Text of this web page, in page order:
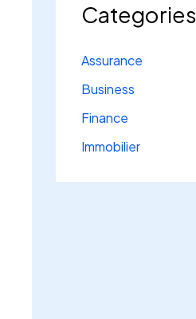
Categories
Assurance
Business
Finance
Immobilier